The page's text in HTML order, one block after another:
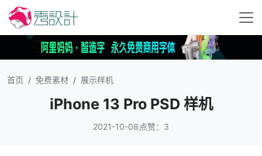
首页 免费素材 展示样机
iPhone 13 Pro PSD 样机
2021-10-08 点赞：3